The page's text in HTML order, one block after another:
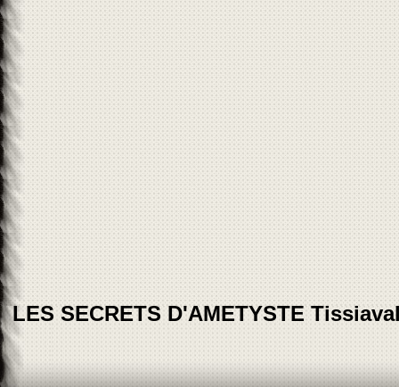
LES SECRETS D'AMETYSTE